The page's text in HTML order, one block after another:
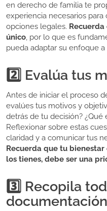
en derecho de familia te
experiencia necesarios
opciones legales.
único, por lo que es
pueda adaptar su enfoque
2️⃣ Evalúa tus
Antes de iniciar el proceso
evalúes tus motivos y
detrás de tu decisión?
Reflexionar sobre estas
claridad y a comunicar tus
Recuerda que tu
los tienes, debe ser una
3️⃣ Recopila